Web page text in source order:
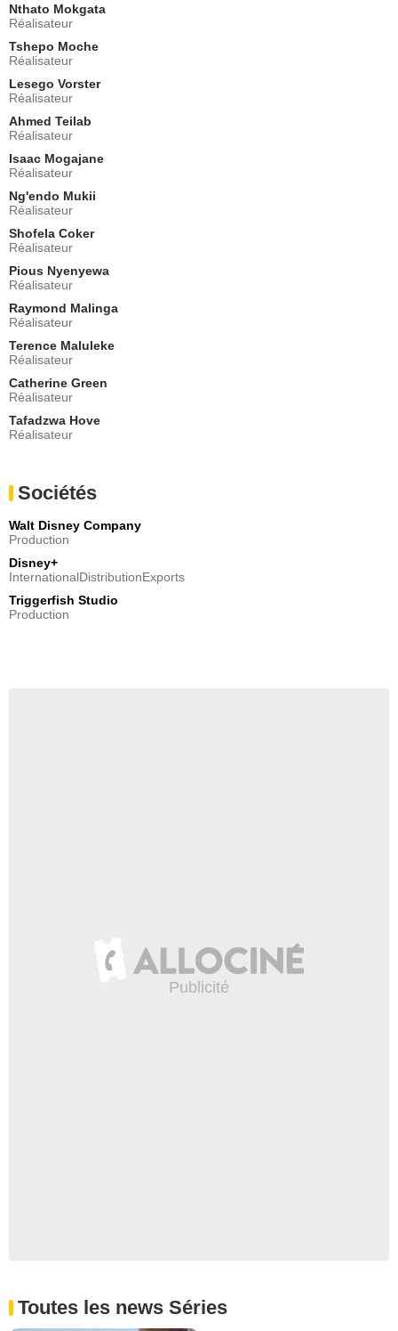
Nthato Mokgata
Réalisateur
Tshepo Moche
Réalisateur
Lesego Vorster
Réalisateur
Ahmed Teilab
Réalisateur
Isaac Mogajane
Réalisateur
Ng'endo Mukii
Réalisateur
Shofela Coker
Réalisateur
Pious Nyenyewa
Réalisateur
Raymond Malinga
Réalisateur
Terence Maluleke
Réalisateur
Catherine Green
Réalisateur
Tafadzwa Hove
Réalisateur
Sociétés
Walt Disney Company
Production
Disney+
InternationalDistributionExports
Triggerfish Studio
Production
Toutes les news Séries